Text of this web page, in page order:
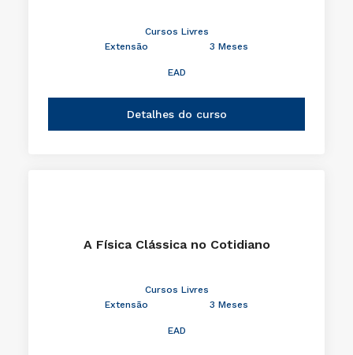
Cursos Livres
Extensão
3 Meses
EAD
Detalhes do curso
A Física Clássica no Cotidiano
Cursos Livres
Extensão
3 Meses
EAD